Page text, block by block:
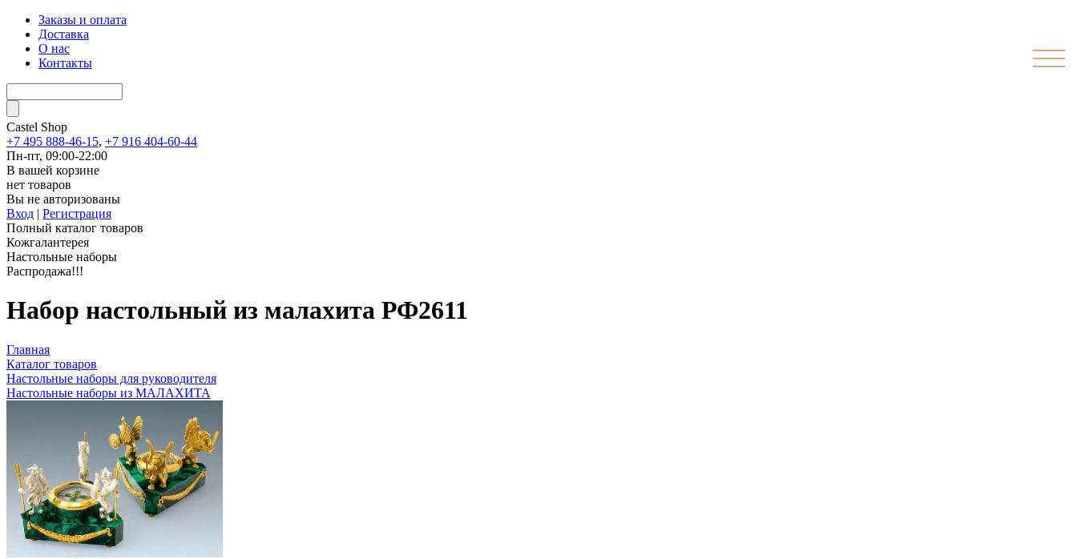
Заказы и оплата
Доставка
О нас
Контакты
Castel Shop
+7 495 888-46-15, +7 916 404-60-44
Пн-пт, 09:00-22:00
В вашей корзине
нет товаров
Вы не авторизованы
Вход | Регистрация
Полный каталог товаров
Кожгалантерея
Настольные наборы
Распродажа!!!
Набор настольный из малахита РФ2611
Главная
Каталог товаров
Настольные наборы для руководителя
Настольные наборы из МАЛАХИТА